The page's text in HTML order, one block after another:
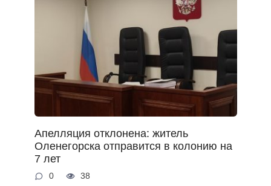
Апелляция отклонена: житель
Оленегорска отправится в колонию на
7 лет
0 38